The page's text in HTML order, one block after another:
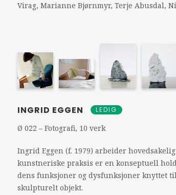
Virag, Marianne Bjørnmyr, Terje Abusdal,
INGRID EGGEN LEDIG
Ø 022 – Fotografi, 10 verk
Ingrid Eggen (f. 1979) arbeider
kunstneriske praksis er en konseptuell
dens funksjoner og dysfunksjoner knyttet
skulpturelt objekt.